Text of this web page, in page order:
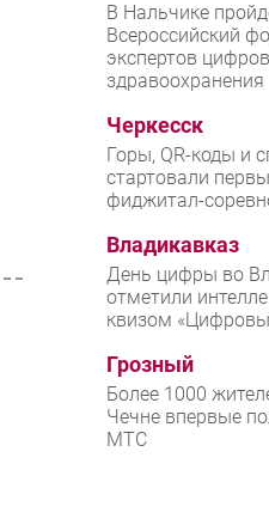
В Нальчике
Всероссийский
экспертов
здравоохранения
Черкесск
Горы, QR-коды и
стартовали
фиджитал-
Владикавказ
День цифры во
отметили
квизом
Грозный
Более 1000
Чечне впервые
МТС